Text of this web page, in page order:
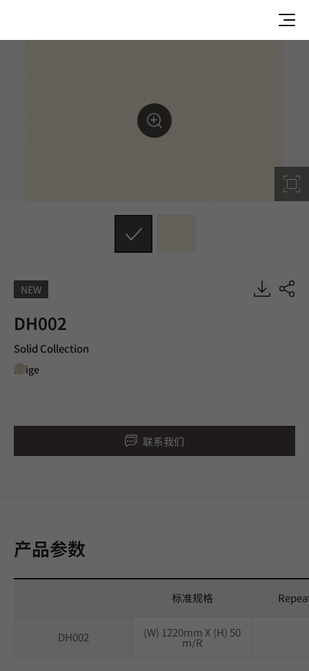
NEW
DH002, Solid, BENIF
DH002
Solid Collection
Beige
联系我们
产品参数
标准规格
DH002 (W) 1220mm X (H) 50
m/R